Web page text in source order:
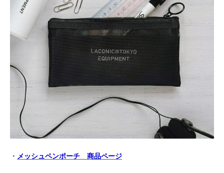
・ メッシュペンポーチ 商品ページ